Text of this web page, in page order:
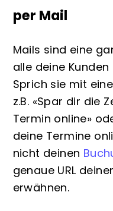
per Mail
Mails sind eine
alle deine
Sprich sie mit
z.B. «Spar dir die
Termin online»
deine Termine
nicht deinen
genaue URL
erwähnen.